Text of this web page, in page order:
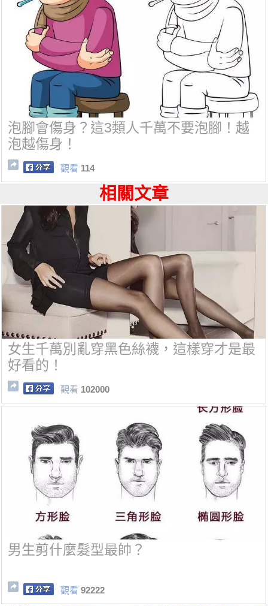
泡腳會傷身？這3類人千萬不要泡腳！越
泡越傷身！
觀看 114
相關文章
女生千萬別亂穿黑色絲襪，這樣穿才是最
好看的！
觀看 102000
男生剪什麼髮型最帥？
觀看 92222